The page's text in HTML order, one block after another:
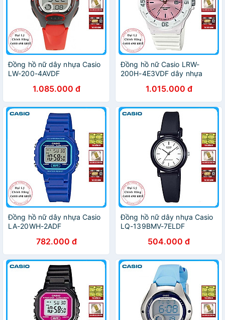
Đồng hồ nữ dây nhựa Casio
LW-200-4AVDF
1.085.000 đ
Đồng hồ nữ Casio LRW-
200H-4E3VDF dây nhựa
1.015.000 đ
Đồng hồ nữ dây nhựa Casio
LA-20WH-2ADF
782.000 đ
Đồng hồ nữ dây nhựa Casio
LQ-139BMV-7ELDF
504.000 đ